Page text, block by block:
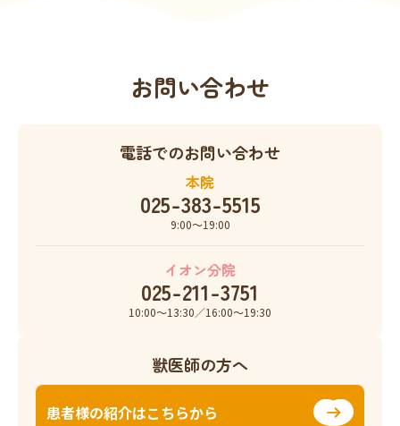
お問い合わせ
電話でのお問い合わせ
本院
025-383-5515
9:00〜19:00
イオン分院
025-211-3751
10:00〜13:30／16:00〜19:30
獣医師の方へ
患者様の紹介はこちらから